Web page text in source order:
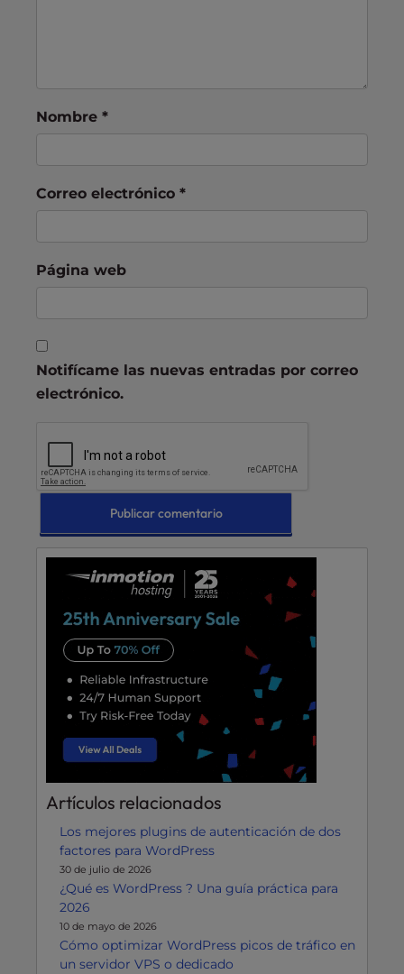
Nombre *
Correo electrónico *
Página web
Notifícame las nuevas entradas por correo
electrónico.
Artículos relacionados
Los mejores plugins de autenticación de dos
factores para WordPress
30 de julio de 2026
¿Qué es WordPress ? Una guía práctica para
2026
10 de mayo de 2026
Cómo optimizar WordPress picos de tráfico en
un servidor VPS o dedicado